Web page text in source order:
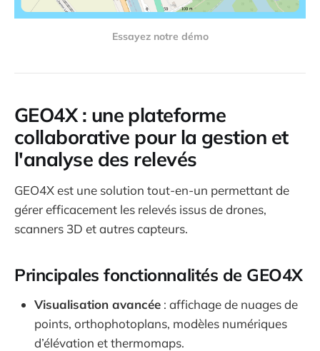
Essayez notre démo
GEO4X : une plateforme
collaborative pour la gestion et
l'analyse des relevés
GEO4X est une solution tout-en-un permettant de
gérer efficacement les relevés issus de drones,
scanners 3D et autres capteurs.
Principales fonctionnalités de GEO4X
Visualisation avancée : affichage de nuages de
points, orthophotoplans, modèles numériques
d’élévation et thermomaps.